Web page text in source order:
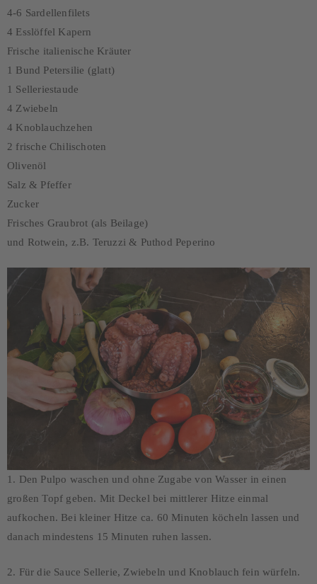
4-6 Sardellenfilets
4 Esslöffel Kapern
Frische italienische Kräuter
1 Bund Petersilie (glatt)
1 Selleriestaude
4 Zwiebeln
4 Knoblauchzehen
2 frische Chilischoten
Olivenöl
Salz & Pfeffer
Zucker
Frisches Graubrot (als Beilage)
und Rotwein, z.B. Teruzzi & Puthod Peperino
1. Den Pulpo waschen und ohne Zugabe von Wasser in einen
großen Topf geben. Mit Deckel bei mittlerer Hitze einmal
aufkochen. Bei kleiner Hitze ca. 60 Minuten köcheln lassen und
danach mindestens 15 Minuten ruhen lassen.
2. Für die Sauce Sellerie, Zwiebeln und Knoblauch fein würfeln.